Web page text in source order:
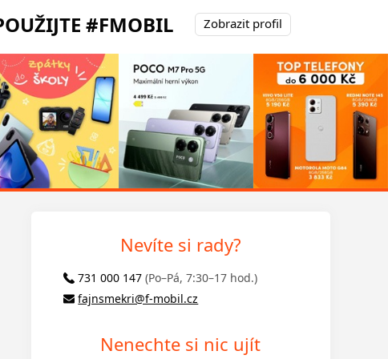
#FMOBIL Zobrazit profil
Nevíte si rady?
731 000 147 (Po–Pá, 7:30–17 hod.)
fajnsmekri@f-mobil.cz
Nenechte si nic ujít